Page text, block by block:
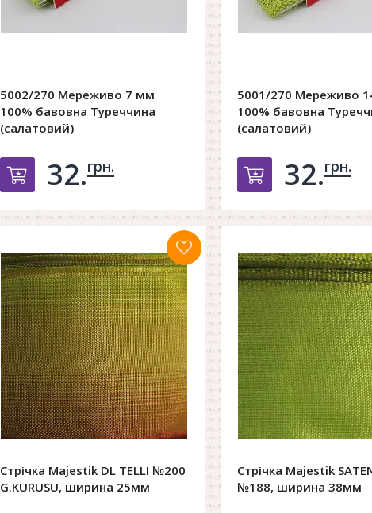
5002/270 Мереживо 7 мм
100% бавовна Туреччина
(салатовий)
Добавить в корзину
32.грн.
5001/270 Мереживо
100% бавовна
(салатовий)
Добавить в
32.грн.
Стрічка Majestik DL TELLI №200
G.KURUSU, ширина 25мм
Стрічка Majestik
№188, ширина 38мм